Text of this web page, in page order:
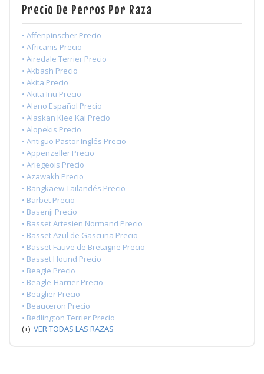
Precio De Perros Por Raza
• Affenpinscher Precio
• Africanis Precio
• Airedale Terrier Precio
• Akbash Precio
• Akita Precio
• Akita Inu Precio
• Alano Español Precio
• Alaskan Klee Kai Precio
• Alopekis Precio
• Antiguo Pastor Inglés Precio
• Appenzeller Precio
• Ariegeois Precio
• Azawakh Precio
• Bangkaew Tailandés Precio
• Barbet Precio
• Basenji Precio
• Basset Artesien Normand Precio
• Basset Azul de Gascuña Precio
• Basset Fauve de Bretagne Precio
• Basset Hound Precio
• Beagle Precio
• Beagle-Harrier Precio
• Beaglier Precio
• Beauceron Precio
• Bedlington Terrier Precio
(+) VER TODAS LAS RAZAS